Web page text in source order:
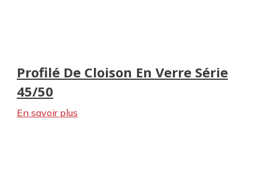
Profilé De Cloison En Verre Série
45/50
En savoir plus